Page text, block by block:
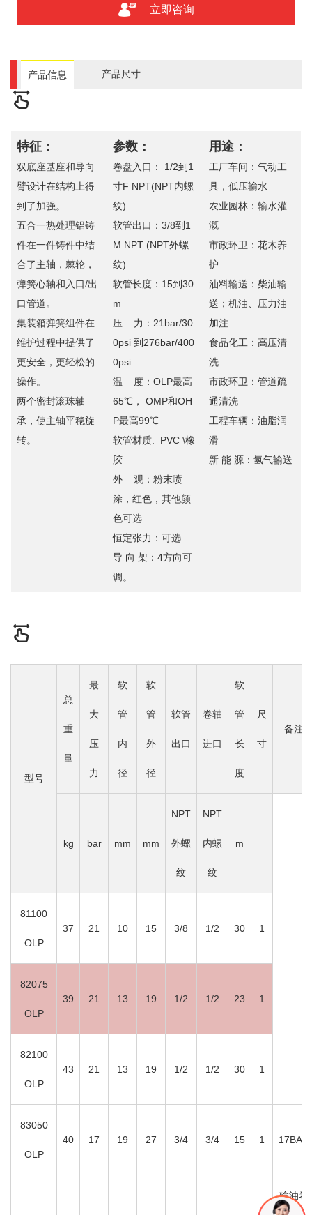
立即咨询
产品信息 产品尺寸
特征：
双底座基座和导向
臂设计在结构上得
到了加强。
五合一热处理铝铸
件在一件铸件中结
合了主轴，棘轮，
弹簧心轴和入口/出
口管道。
集装箱弹簧组件在
维护过程中提供了
更安全，更轻松的
操作。
两个密封滚珠轴
承，使主轴平稳旋
转。
参数：
卷盘入口： 1/2到1
寸F NPT(NPT内螺
纹)
软管出口：3/8到1
M NPT (NPT外螺
纹)
软管长度：15到30
m
压 力：21bar/30
0psi 到276bar/400
0psi
温 度：OLP最高
65℃， OMP和OH
P最高99℃
软管材质: PVC \橡
胶
外 观：粉末喷
涂，红色，其他颜
色可选
恒定张力：可选
导 向 架：4方向可
调。
用途：
工厂车间：气动工
具，低压输水
农业园林：输水灌
溉
市政环卫：花木养
护
油料输送：柴油输
送；机油、压力油
加注
食品化工：高压清
洗
市政环卫：管道疏
通清洗
工程车辆：油脂润
滑
新 能 源：氢气输送
型号
总
重
量
最
大
压
力
软
管
内
径
软
管
外
径
软管
出口
卷轴
进口
软
管
长
度
尺
寸
备注
kg bar mm mm
NPT
外螺
纹
NPT
内螺
纹
m
81100
OLP
37 21 10 15 3/8 1/2 30 1
82075
OLP
39 21 13 19 1/2 1/2 23 1
82100
OLP
43 21 13 19 1/2 1/2 30 1
83050
OLP
40 17 19 27 3/4 3/4 15 1 17BAR
输油卷